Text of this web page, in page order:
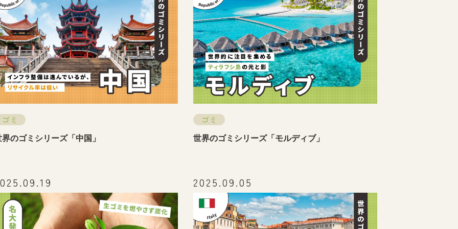
ゴミ
界のゴミシリーズ「中国」
ゴミ
世界のゴミシリーズ「モルディブ」
2025.09.05